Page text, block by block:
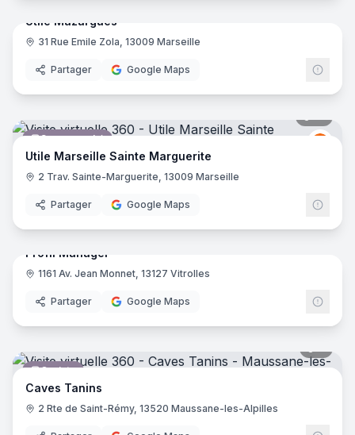
Supermarché
Utile Mazargues
31 Rue Emile Zola, 13009 Marseille
Partager Google Maps
Supermarché
Utile Marseille Sainte Marguerite
2 Trav. Sainte-Marguerite, 13009 Marseille
Partager Google Maps
Formation Professionnelle
15
Profil Manager
1161 Av. Jean Monnet, 13127 Vitrolles
Partager Google Maps
Caviste
Caves Tanins
2 Rte de Saint-Rémy, 13520 Maussane-les-Alpilles